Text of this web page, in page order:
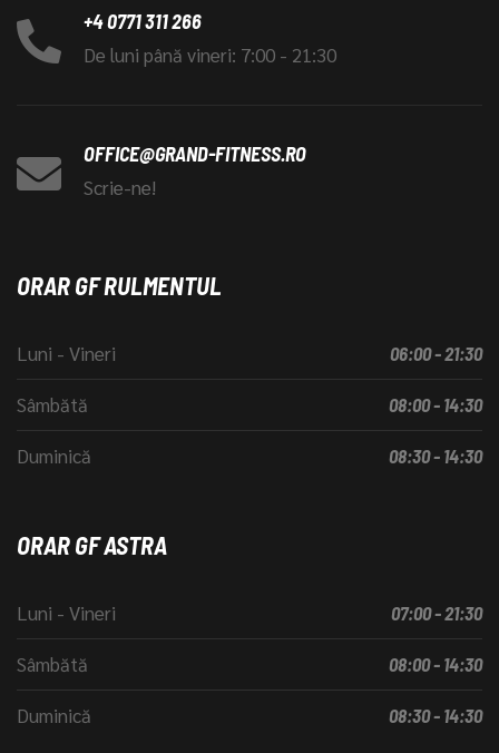
+4 0771 311 266
De luni până vineri: 7:00 - 21:30
OFFICE@GRAND-FITNESS.RO
Scrie-ne!
ORAR GF RULMENTUL
Luni - Vineri 06:00 - 21:30
Sâmbătă 08:00 - 14:30
Duminică 08:30 - 14:30
ORAR GF ASTRA
Luni - Vineri 07:00 - 21:30
Sâmbătă 08:00 - 14:30
Duminică 08:30 - 14:30